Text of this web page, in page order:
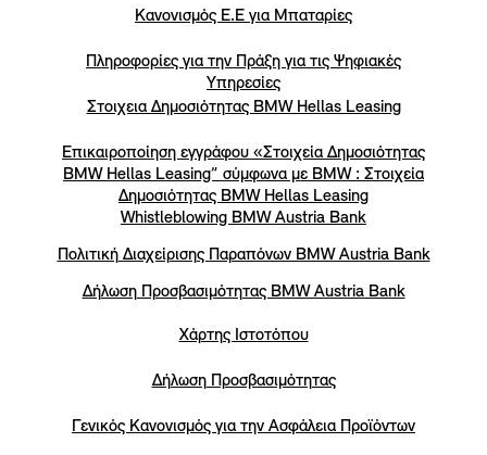
Κανονισμός Ε.Ε για Μπαταρίες
Πληροφορίες για την Πράξη για τις Ψηφιακές
Υπηρεσίες
Στοιχεια Δημοσιότητας BMW Hellas Leasing
Επικαιροποίηση εγγράφου «Στοιχεία Δημοσιότητας
BMW Hellas Leasing” σύμφωνα με BMW : Στοιχεία
Δημοσιότητας BMW Hellas Leasing
Whistleblowing BMW Austria Bank
Πολιτική Διαχείρισης Παραπόνων BMW Austria Bank
Δήλωση Προσβασιμότητας BMW Austria Bank
Χάρτης Ιστοτόπου
Δήλωση Προσβασιμότητας
Γενικός Κανονισμός για την Ασφάλεια Προϊόντων